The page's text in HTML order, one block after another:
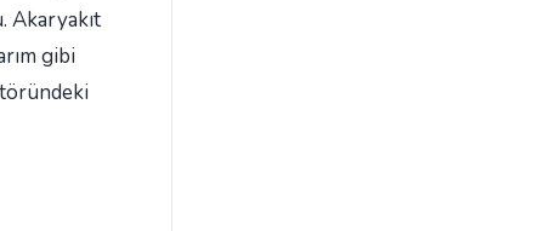
Akaryakıt
gibi